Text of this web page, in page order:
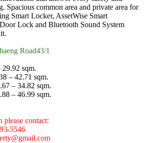
Spacious common area and private area for
Smart Locker, AssetWise Smart
Lock and Bluetooth Sound System
Road43/1
sqm.
– 42.71 sqm.
– 34.82 sqm.
– 46.99 sqm.
please contact:
5546